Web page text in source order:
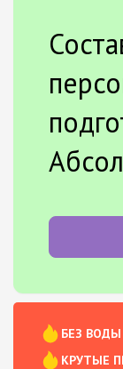
БЕЗ ВОДЫ
КРУТЫЕ